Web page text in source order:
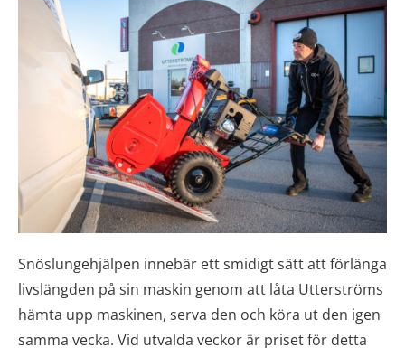
Snöslungehjälpen innebär ett smidigt sätt att förlänga
livslängden på sin maskin genom att låta Utterströms
hämta upp maskinen, serva den och köra ut den igen
samma vecka. Vid utvalda veckor är priset för detta